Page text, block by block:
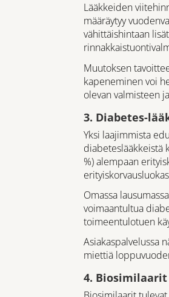
Lääkkeiden
määräytyy
vähittäishintaan
Muutoksen
kapeneminen voi
olevan valmisteen
3. Diabetes-
Yksi laajimmista
diabeteslääkkeistä
%) alempaan
Omassa
voimaantultua
toimeentulotuen
Asiakaspalvelussa
miettiä
4.